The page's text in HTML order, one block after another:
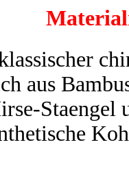
aus
Staengel